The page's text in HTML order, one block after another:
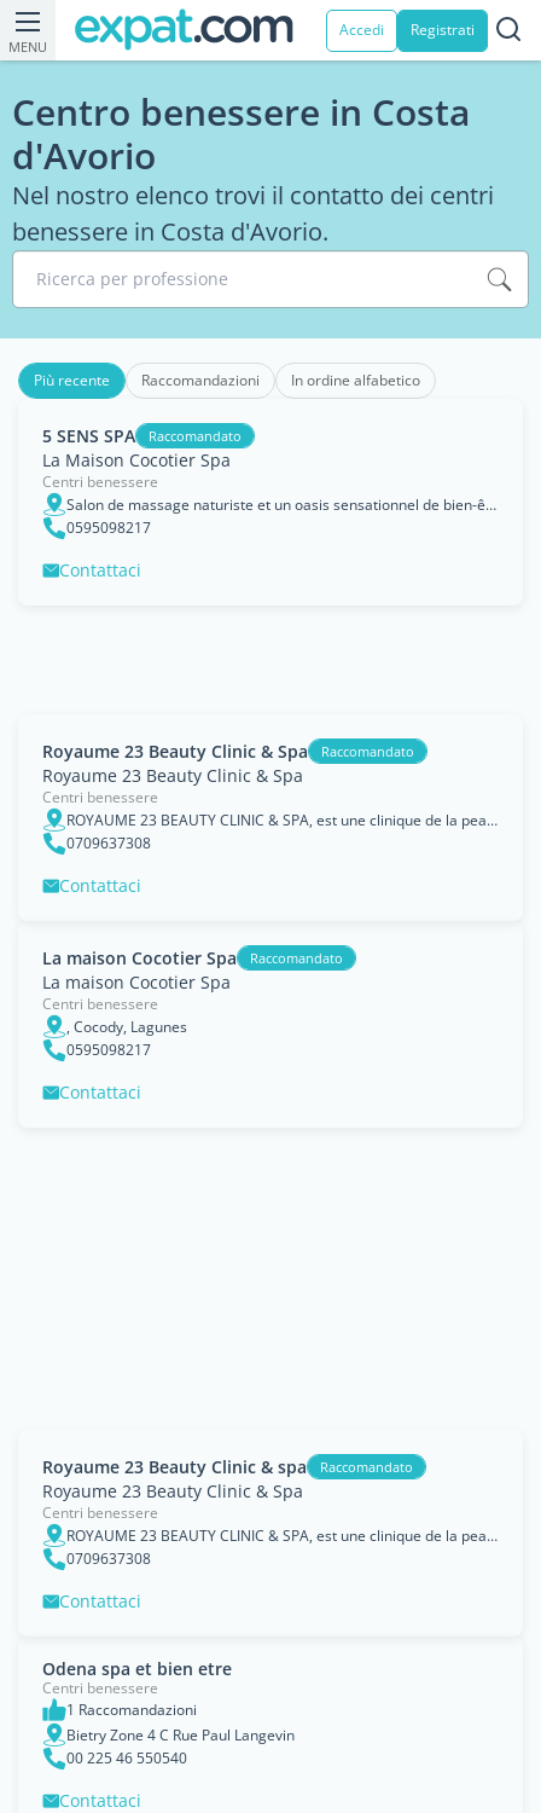
MENU
Accedi Registrati
Centro benessere in Costa
d'Avorio
Nel nostro elenco trovi il contatto dei centri
benessere in Costa d'Avorio.
Ricerca per professione
Più recente Raccomandazioni In ordine alfabetico
5 SENS SPA Raccomandato
La Maison Cocotier Spa
Centri benessere
Salon de massage naturiste et un oasis sensationnel de bien-être au c?ur d?Abidjan à la Riviera Bonoumin.SERVICES: Massages relax - Massages sens - Jacuzzi - Pédicure bien-être.
0595098217
Contattaci
Royaume 23 Beauty Clinic & Spa Raccomandato
Royaume 23 Beauty Clinic & Spa
Centri benessere
ROYAUME 23 BEAUTY CLINIC & SPA, est une clinique de la peau, de laser, de la beauté et Spa de bien-être situé à Abidjan à la Riviera palmeraie.Nous vous accueillons dans
0709637308
Contattaci
La maison Cocotier Spa Raccomandato
La maison Cocotier Spa
Centri benessere
, Cocody, Lagunes
0595098217
Contattaci
Royaume 23 Beauty Clinic & spa Raccomandato
Royaume 23 Beauty Clinic & Spa
Centri benessere
ROYAUME 23 BEAUTY CLINIC & SPA, est une clinique de la peau, de laser, de la beauté et Spa de bien-être situé à Abidjan à la Riviera palmeraie. Nous vous accueillons dan, Cocody, Lagunes
0709637308
Contattaci
Odena spa et bien etre
Centri benessere
1 Raccomandazioni
Bietry Zone 4 C Rue Paul Langevin
00 225 46 550540
Contattaci